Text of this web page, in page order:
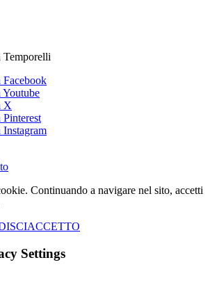
Facebook
Youtube
X
Pinterest
Instagram
Continuando a navigare nel sito, accetti
ACCETTO
Settings